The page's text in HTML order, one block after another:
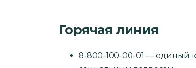
Горячая линия
8-800-100-00-01 — единый